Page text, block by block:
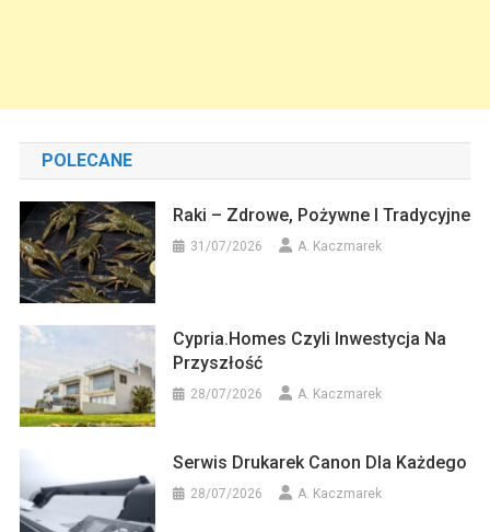
POLECANE
Raki – Zdrowe, Pożywne I Tradycyjne
31/07/2026 A. Kaczmarek
Cypria.homes Czyli Inwestycja Na
Przyszłość
28/07/2026 A. Kaczmarek
Serwis Drukarek Canon Dla Każdego
28/07/2026 A. Kaczmarek